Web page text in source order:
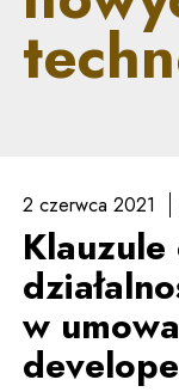
2 czerwca 2021
w